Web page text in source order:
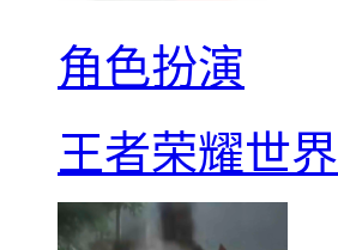
角色扮演
王者荣耀世